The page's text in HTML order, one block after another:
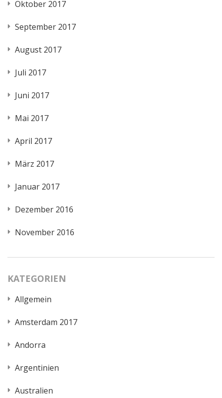
Oktober 2017
September 2017
August 2017
Juli 2017
Juni 2017
Mai 2017
April 2017
März 2017
Januar 2017
Dezember 2016
November 2016
KATEGORIEN
Allgemein
Amsterdam 2017
Andorra
Argentinien
Australien